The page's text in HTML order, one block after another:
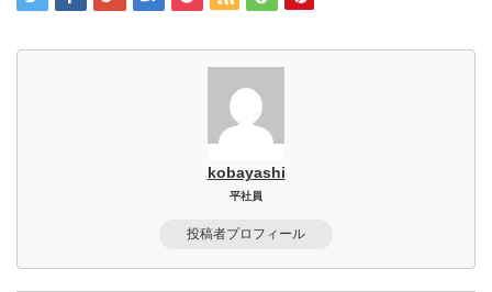
kobayashi
平社員
投稿者プロフィール